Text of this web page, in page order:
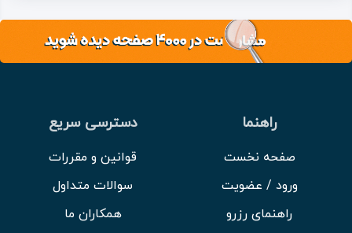
راهنما
صفحه نخست
ورود / عضویت
راهنمای رزرو
دسترسی سریع
قوانین و مقررات
سوالات متداول
همکاران ما